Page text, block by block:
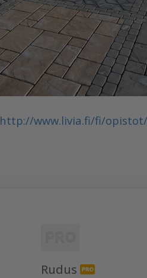
http://www.livia.fi/fi/
Rudus